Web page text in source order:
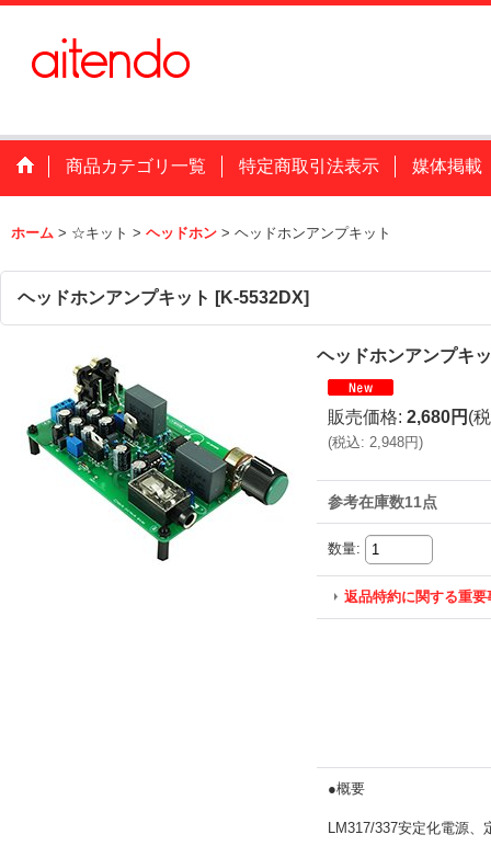
商品カテゴリ一覧 特定商取引法表示 媒体掲載
ホーム > ☆キット > ヘッドホン > ヘッドホンアンプキット
ヘッドホンアンプキット [K-5532DX]
ヘッドホンアンプキ
販売価格: 2,680円 (
(税込: 2,948円)
参考在庫数11点
数量:
返品特約に関する重要
●概要
LM317/337安定化電源、